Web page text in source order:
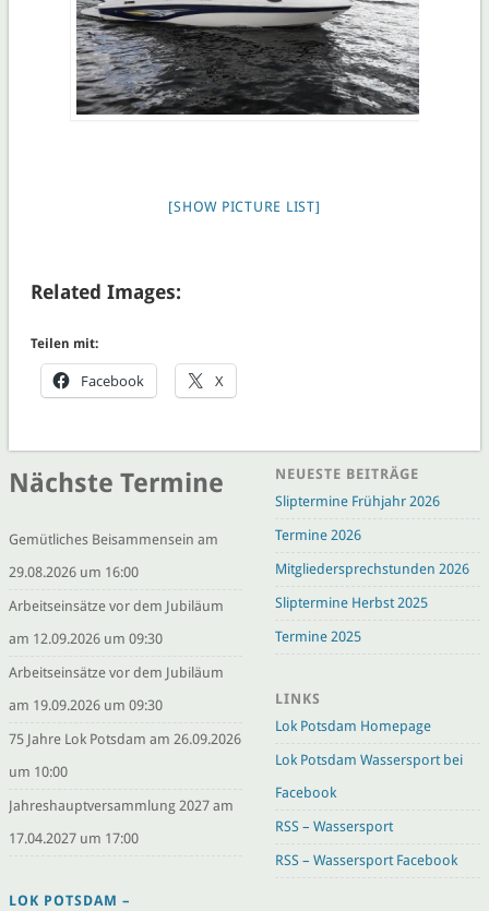
[SHOW PICTURE LIST]
Related Images:
Teilen mit:
Facebook X
Nächste Termine
Gemütliches Beisammensein am
29.08.2026 um 16:00
Arbeitseinsätze vor dem Jubiläum
am 12.09.2026 um 09:30
Arbeitseinsätze vor dem Jubiläum
am 19.09.2026 um 09:30
75 Jahre Lok Potsdam am 26.09.2026
um 10:00
Jahreshauptversammlung 2027 am
17.04.2027 um 17:00
LOK POTSDAM –
NEUESTE BEITRÄGE
Sliptermine Frühjahr 2026
Termine 2026
Mitgliedersprechstunden 2026
Sliptermine Herbst 2025
Termine 2025
LINKS
Lok Potsdam Homepage
Lok Potsdam Wassersport bei
Facebook
RSS – Wassersport
RSS – Wassersport Facebook